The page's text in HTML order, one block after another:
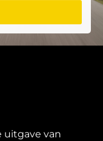
uitgave van